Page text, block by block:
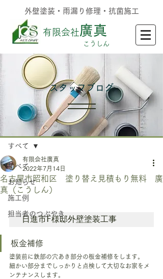
外壁塗装・雨漏り修理・抗菌施工
有限会社廣真
​こうしん
記事
すべて
お知らせ
施工例
担当者のつぶやき
すべて
名古屋市昭和区 塗り替え見積もり無料 廣
真（こうしん）
有限会社廣真
2022年7月14日
日進市F様邸外壁塗装工事
板金補修
塗装前に鉄部の穴あき部分の板金補修をします。
細かい部分までしっかりと点検して大切なお家をメ
ンテナンスします。
​スタッフブログ